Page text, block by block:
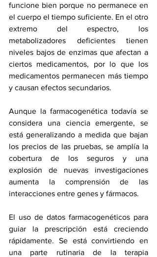
funcione bien porque no permanece en
el cuerpo el tiempo suficiente. En el otro
extremo del espectro, los
metabolizadores deficientes tienen
niveles bajos de enzimas que afectan a
ciertos medicamentos, por lo que los
medicamentos permanecen más tiempo
y causan efectos secundarios.
Aunque la farmacogenética todavía se
considera una ciencia emergente, se
está generalizando a medida que bajan
los precios de las pruebas, se amplía la
cobertura de los seguros y una
explosión de nuevas investigaciones
aumenta la comprensión de las
interacciones entre genes y fármacos.
El uso de datos farmacogenéticos para
guiar la prescripción está creciendo
rápidamente. Se está convirtiendo en
una parte rutinaria de la terapia